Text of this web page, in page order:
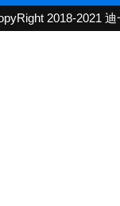
2018-2021 迪